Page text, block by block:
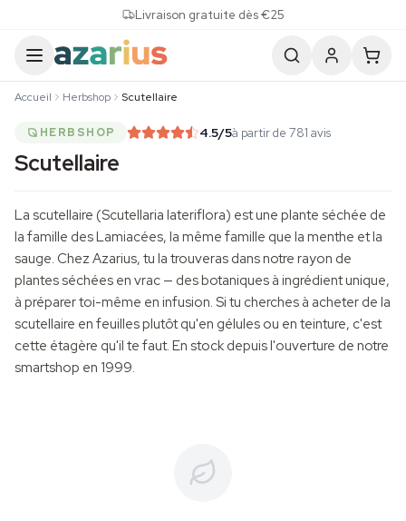
Livraison gratuite dès €25
Accueil Herbshop Scutellaire
HERBSHOP 4.5/5à partir de 781 avis
Scutellaire
La scutellaire (Scutellaria lateriflora) est une plante séchée de
la famille des Lamiacées, la même famille que la menthe et la
sauge. Chez Azarius, tu la trouveras dans notre rayon de
plantes séchées en vrac — des botaniques à ingrédient unique,
à préparer toi-même en infusion. Si tu cherches à acheter de la
scutellaire en feuilles plutôt qu'en gélules ou en teinture, c'est
cette étagère qu'il te faut. En stock depuis l'ouverture de notre
smartshop en 1999.